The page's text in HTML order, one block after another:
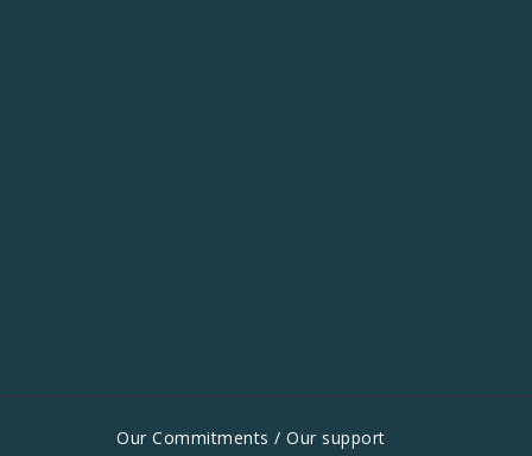
Our Commitments / Our support